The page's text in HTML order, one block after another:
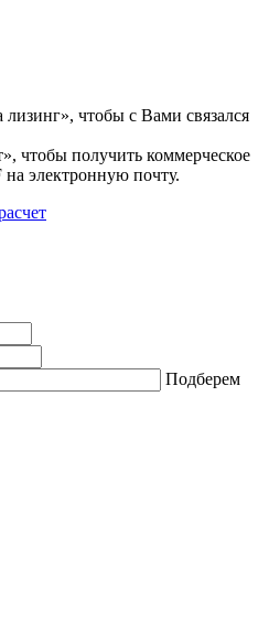
чтобы с Вами связался
чтобы получить коммерческое
электронную почту.
Подберем